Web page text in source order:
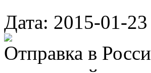
Дата: 2015-01-
Отправка в